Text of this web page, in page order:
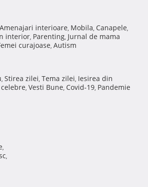
Amenajari interioare, Mobila, Canapele,
interior, Parenting, Jurnal de mama
curajoase, Autism
, Stirea zilei, Tema zilei, Iesirea din
, Vesti Bune, Covid-19, Pandemie
,
,